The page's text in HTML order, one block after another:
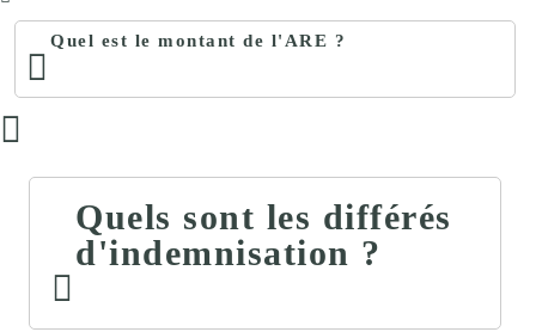
Quel est le montant de l'ARE ?
Quels sont les différés
d'indemnisation ?